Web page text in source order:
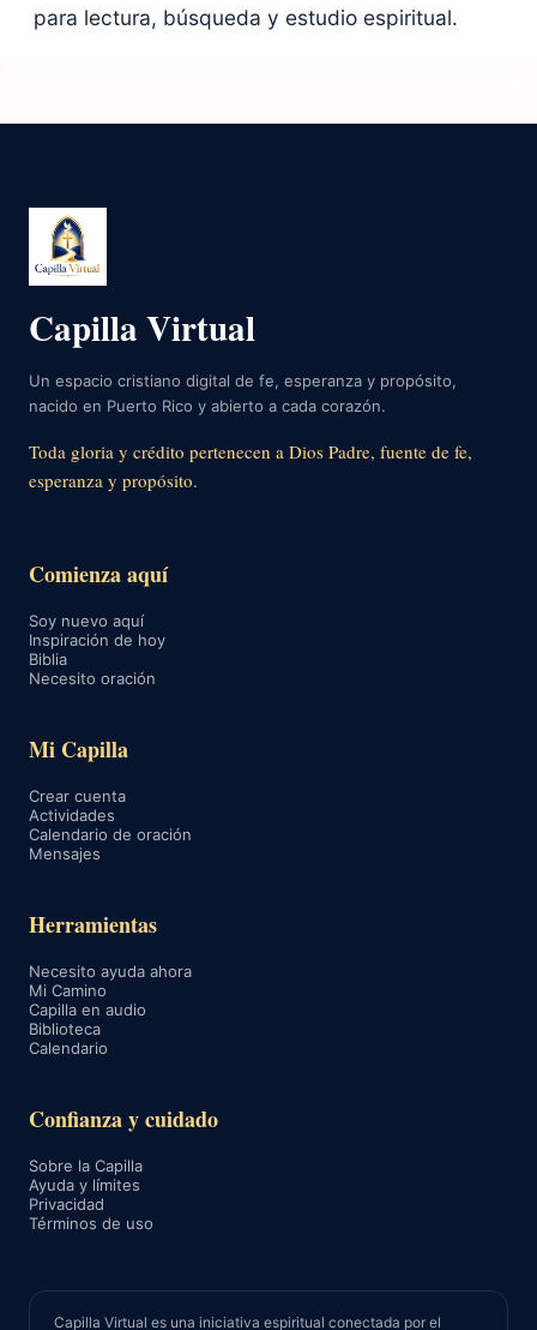
para lectura, búsqueda y estudio espiritual.
Capilla Virtual
Un espacio cristiano digital de fe, esperanza y propósito,
nacido en Puerto Rico y abierto a cada corazón.
Toda gloria y crédito pertenecen a Dios Padre, fuente de fe,
esperanza y propósito.
Comienza aquí
Soy nuevo aquí
Inspiración de hoy
Biblia
Necesito oración
Mi Capilla
Crear cuenta
Actividades
Calendario de oración
Mensajes
Herramientas
Necesito ayuda ahora
Mi Camino
Capilla en audio
Biblioteca
Calendario
Confianza y cuidado
Sobre la Capilla
Ayuda y límites
Privacidad
Términos de uso
Capilla Virtual es una iniciativa espiritual conectada por el